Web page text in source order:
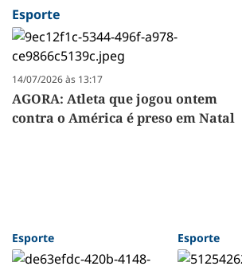
Esporte
14/07/2026 às 13:17
AGORA: Atleta que jogou ontem
contra o América é preso em Natal
Esporte Esporte